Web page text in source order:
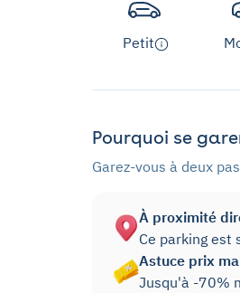
Petit
Pourquoi se
Garez-vous à deux
À proximité
Ce parking est
Astuce prix
Jusqu'à -70%